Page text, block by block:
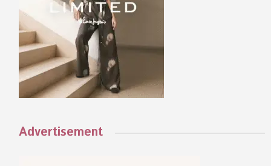
Advertisement